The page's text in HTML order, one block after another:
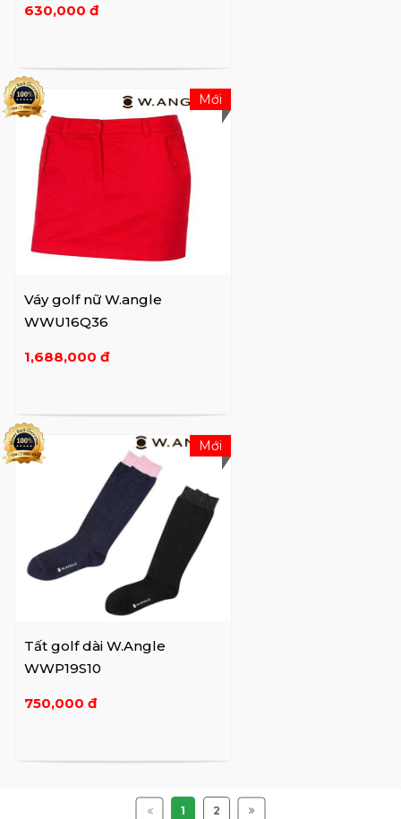
630,000 đ
Váy golf nữ W.angle
WWU16Q36
1,688,000 đ
Mới
Tất golf dài W.Angle
WWP19S10
750,000 đ
Mới
1 2
Copyright @7golf